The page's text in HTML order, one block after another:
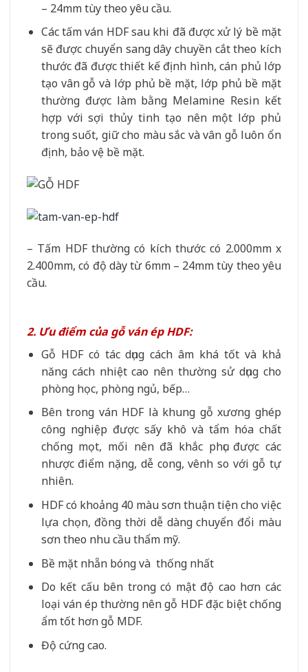
– 24mm tùy theo yêu cầu.
Các tấm ván HDF sau khi đã được xử lý bề mặt
sẽ được chuyển sang dây chuyền cắt theo kích
thước đã được thiết kế định hình, cán phủ lớp
tạo vân gỗ và lớp phủ bề mặt, lớp phủ bề mặt
thường được làm bằng Melamine Resin kết
hợp với sợi thủy tinh tạo nên một lớp phủ
trong suốt, giữ cho màu sắc và vân gỗ luôn ổn
định, bảo vệ bề mặt.
– Tấm HDF thường có kích thước có 2.000mm x
2.400mm, có độ dày từ 6mm – 24mm tùy theo yêu
cầu.
2. Ưu điểm của gỗ ván ép HDF:
Gỗ HDF có tác dụng cách âm khá tốt và khả
năng cách nhiệt cao nên thường sử dụng cho
phòng học, phòng ngủ, bếp…
Bên trong ván HDF là khung gỗ xương ghép
công nghiệp được sấy khô và tẩm hóa chất
chống mọt, mối nên đã khắc phục được các
nhược điểm nặng, dễ cong, vênh so với gỗ tự
nhiên.
HDF có khoảng 40 màu sơn thuận tiện cho việc
lựa chọn, đồng thời dễ dàng chuyển đổi màu
sơn theo nhu cầu thẩm mỹ.
Bề mặt nhẵn bóng và thống nhất
Do kết cấu bên trong có mật độ cao hơn các
loại ván ép thường nên gỗ HDF đặc biệt chống
ẩm tốt hơn gỗ MDF.
Độ cứng cao.